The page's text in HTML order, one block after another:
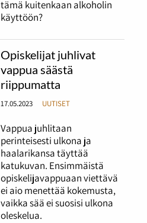
tämä kuitenkaan alkoholin
käyttöön?
Opiskelijat juhlivat
vappua säästä
riippumatta
17.05.2023 UUTISET
Vappua juhlitaan
perinteisesti ulkona ja
haalarikansa täyttää
katukuvan. Ensimmäistä
opiskelijavappuaan viettävä
ei aio menettää kokemusta,
vaikka sää ei suosisi ulkona
oleskelua.